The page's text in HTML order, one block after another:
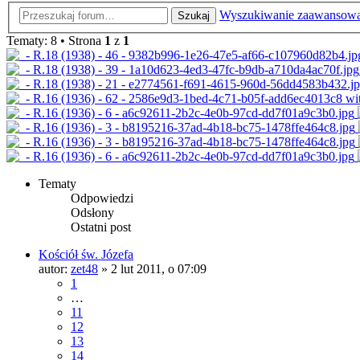
Szukaj
Wyszukiwanie
Tematy: 8 • Strona 1 z 1
Tematy
Odpowiedzi
Odsłony
Ostatni post
Kościół św. Józefa
autor: zet48 » 2 lut 2011, o 07:09
1
…
11
12
13
14